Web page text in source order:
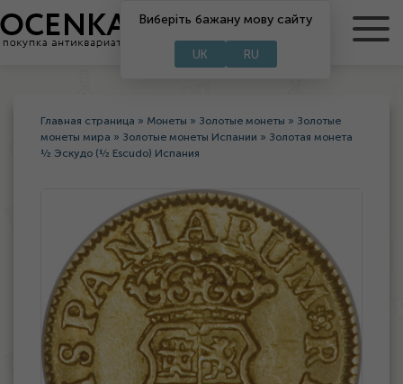
RU
Виберіть бажану мову сайту
UK RU
Главная страница » Монеты » Золотые монеты » Золотые
монеты мира » Золотые монеты Испании » Золотая монета
½ Эскудо (½ Escudo) Испания